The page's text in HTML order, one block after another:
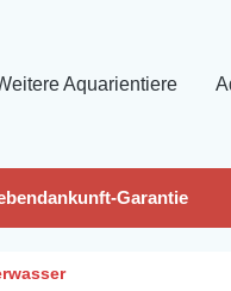
Aquarientiere
Garantie